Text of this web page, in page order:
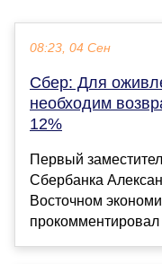
08:23, 04 Сен
Сбер: Для
необходим
12%
Первый
Сбербанка
Восточном